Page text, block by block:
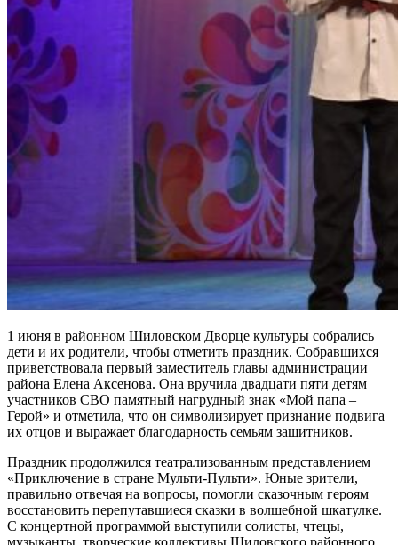
1 июня в районном Шиловском Дворце культуры собрались
дети и их родители, чтобы отметить праздник. Собравшихся
приветствовала первый заместитель главы администрации
района Елена Аксенова. Она вручила двадцати пяти детям
участников СВО памятный нагрудный знак «Мой папа –
Герой» и отметила, что он символизирует признание подвига
их отцов и выражает благодарность семьям защитников.
Праздник продолжился театрализованным представлением
«Приключение в стране Мульти-Пульти». Юные зрители,
правильно отвечая на вопросы, помогли сказочным героям
восстановить перепутавшиеся сказки в волшебной шкатулке.
С концертной программой выступили солисты, чтецы,
музыканты, творческие коллективы Шиловского районного